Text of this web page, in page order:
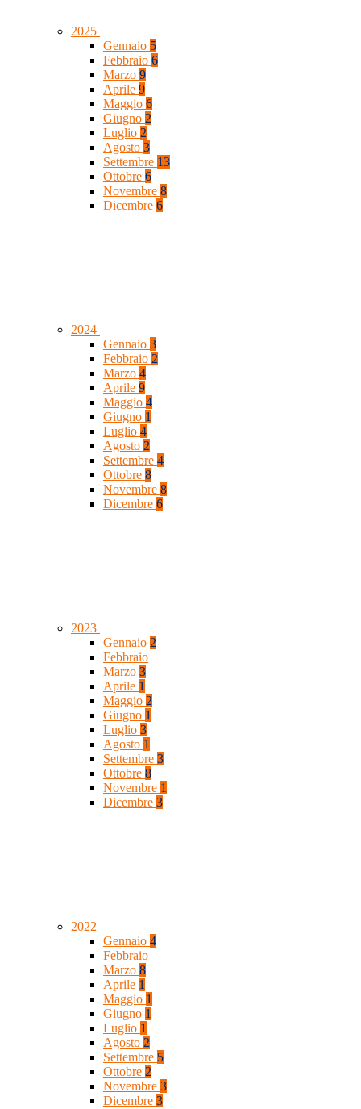
2025
Gennaio 5
Febbraio 6
Marzo 9
Aprile 9
Maggio 6
Giugno 2
Luglio 2
Agosto 3
Settembre 13
Ottobre 6
Novembre 8
Dicembre 6
2024
Gennaio 3
Febbraio 2
Marzo 4
Aprile 9
Maggio 4
Giugno 1
Luglio 4
Agosto 2
Settembre 4
Ottobre 8
Novembre 8
Dicembre 6
2023
Gennaio 2
Febbraio
Marzo 3
Aprile 1
Maggio 2
Giugno 1
Luglio 3
Agosto 1
Settembre 3
Ottobre 8
Novembre 1
Dicembre 3
2022
Gennaio 4
Febbraio
Marzo 8
Aprile 1
Maggio 1
Giugno 1
Luglio 1
Agosto 2
Settembre 5
Ottobre 2
Novembre 3
Dicembre 3